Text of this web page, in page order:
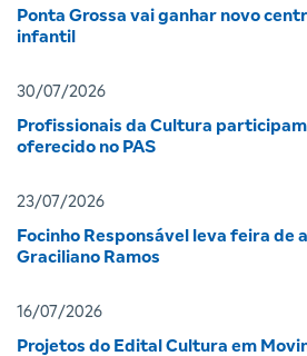
Ponta Grossa vai ganhar novo
infantil
30/07/2026
Profissionais da Cultura
oferecido no PAS
23/07/2026
Focinho Responsável leva feira de
Graciliano Ramos
16/07/2026
Projetos do Edital Cultura em